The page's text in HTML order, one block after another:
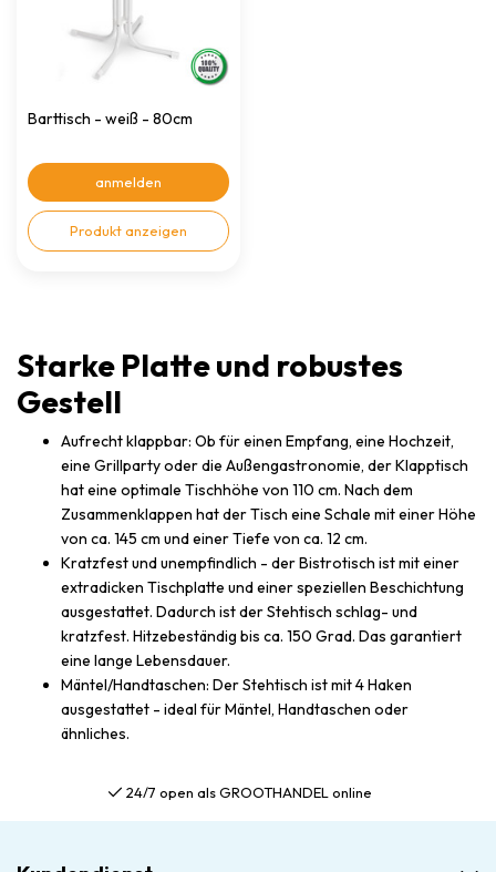
Barttisch - weiß - 80cm
anmelden
Produkt anzeigen
Starke Platte und robustes
Gestell
Aufrecht klappbar: Ob für einen Empfang, eine Hochzeit,
eine Grillparty oder die Außengastronomie, der Klapptisch
hat eine optimale Tischhöhe von 110 cm. Nach dem
Zusammenklappen hat der Tisch eine Schale mit einer Höhe
von ca. 145 cm und einer Tiefe von ca. 12 cm.
Kratzfest und unempfindlich - der Bistrotisch ist mit einer
extradicken Tischplatte und einer speziellen Beschichtung
ausgestattet. Dadurch ist der Stehtisch schlag- und
kratzfest. Hitzebeständig bis ca. 150 Grad. Das garantiert
eine lange Lebensdauer.
Mäntel/Handtaschen: Der Stehtisch ist mit 4 Haken
ausgestattet - ideal für Mäntel, Handtaschen oder
ähnliches.
24/7 open als GROOTHANDEL online